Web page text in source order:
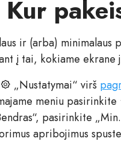
Kur
ir (arba)
į tai, kokiame
„Nustatymai“ virš
meniu pasirinkite
pasirinkite
apribojimus